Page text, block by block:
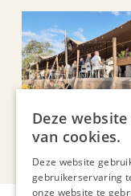
Bekijk alle
Deze
van cookies.
Deze website
gebruikerservaring
onze website te